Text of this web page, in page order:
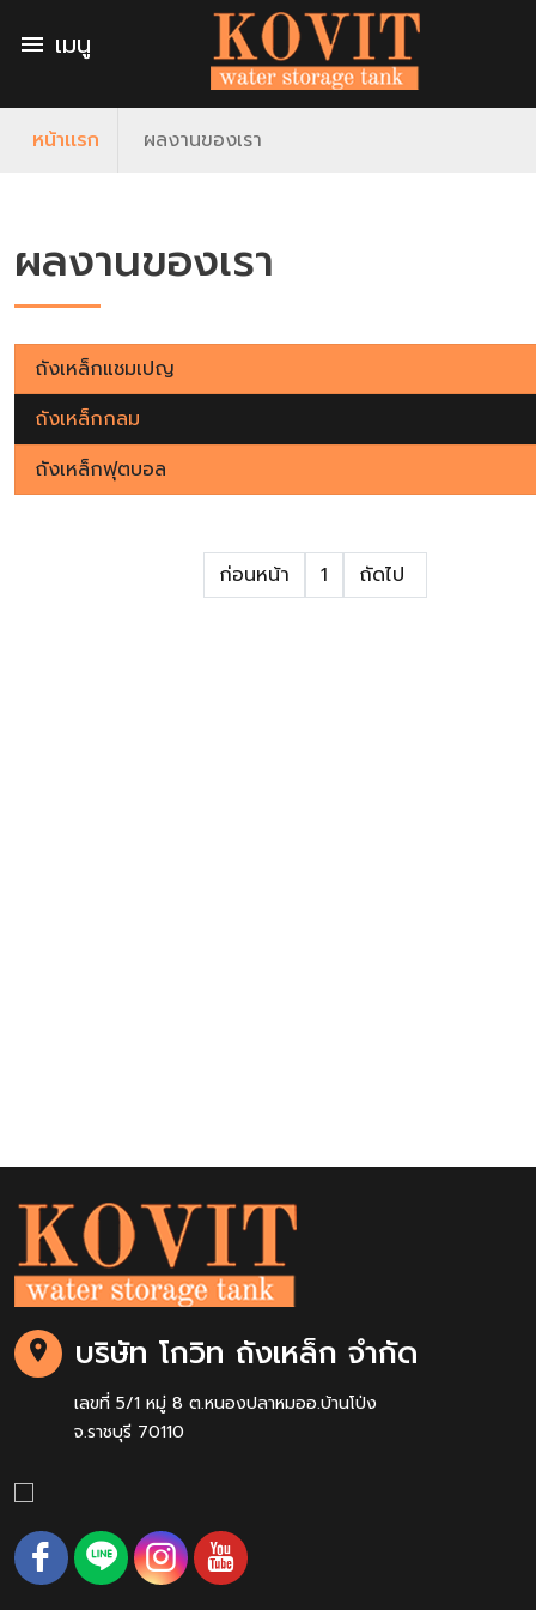
menu เมนู
หน้าเเรก ผลงานของเรา
ผลงานของเรา
ถังเหล็กแชมเปญ
ถังเหล็กกลม
ถังเหล็กฟุตบอล
ก่อนหน้า 1 ถัดไป
บริษัท โกวิท ถังเหล็ก จำกัด
เลขที่ 5/1 หมู่ 8 ต.หนองปลาหมออ.บ้านโป่ง
จ.ราชบุรี 70110